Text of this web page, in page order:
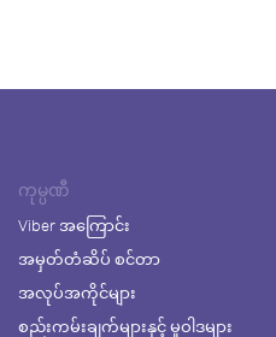
ကုမ္ပဏီ
Viber အကြောင်း
အမှတ်တံဆိပ် စင်တာ
အလုပ်အကိုင်များ
စည်းကမ်းချက်များနှင့် မူဝါဒများ